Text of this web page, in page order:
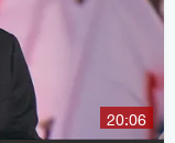
20:06